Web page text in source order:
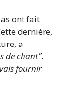
ont fait
dernière,
a
de chant”.
fournir